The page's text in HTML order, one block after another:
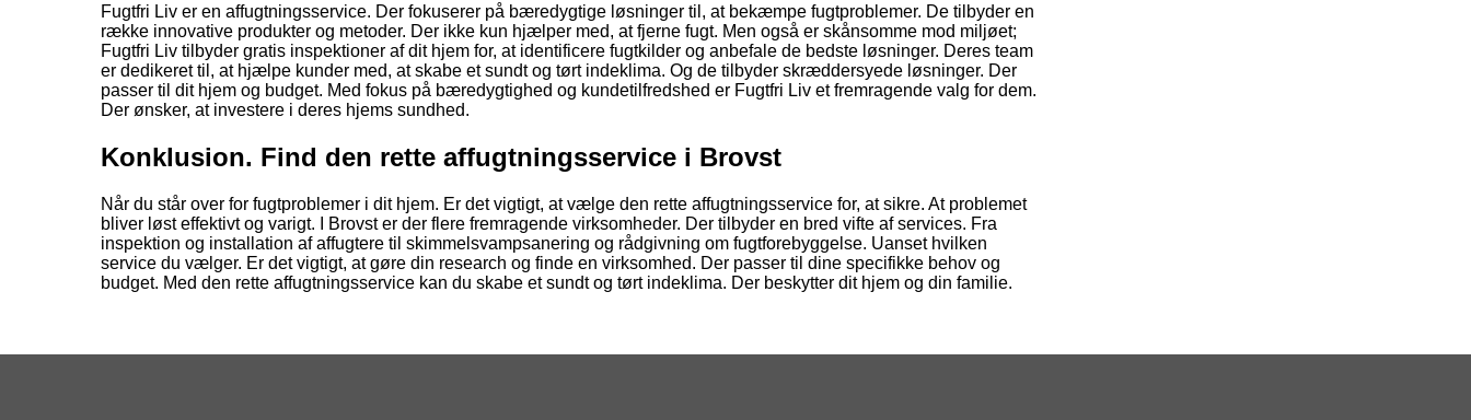
Fugtfri Liv er en affugtningsservice. Der fokuserer på bæredygtige løsninger til, at bekæmpe fugtproblemer. De tilbyder en
række innovative produkter og metoder. Der ikke kun hjælper med, at fjerne fugt. Men også er skånsomme mod miljøet;
Fugtfri Liv tilbyder gratis inspektioner af dit hjem for, at identificere fugtkilder og anbefale de bedste løsninger. Deres team
er dedikeret til, at hjælpe kunder med, at skabe et sundt og tørt indeklima. Og de tilbyder skræddersyede løsninger. Der
passer til dit hjem og budget. Med fokus på bæredygtighed og kundetilfredshed er Fugtfri Liv et fremragende valg for dem.
Der ønsker, at investere i deres hjems sundhed.
Konklusion. Find den rette affugtningsservice i Brovst
Når du står over for fugtproblemer i dit hjem. Er det vigtigt, at vælge den rette affugtningsservice for, at sikre. At problemet
bliver løst effektivt og varigt. I Brovst er der flere fremragende virksomheder. Der tilbyder en bred vifte af services. Fra
inspektion og installation af affugtere til skimmelsvampsanering og rådgivning om fugtforebyggelse. Uanset hvilken
service du vælger. Er det vigtigt, at gøre din research og finde en virksomhed. Der passer til dine specifikke behov og
budget. Med den rette affugtningsservice kan du skabe et sundt og tørt indeklima. Der beskytter dit hjem og din familie.